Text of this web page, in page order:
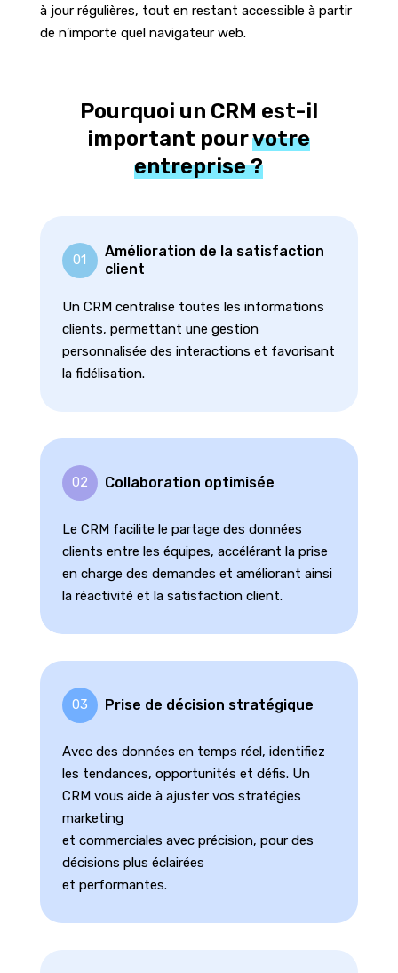
à jour régulières, tout en restant accessible à partir
de n’importe quel navigateur web.
Pourquoi un CRM est-il
important pourvotre
entreprise ?
01
Amélioration de la satisfaction
client
Un CRM centralise toutes les informations
clients, permettant une gestion
personnalisée des interactions et favorisant
la fidélisation.
02 Collaboration optimisée
Le CRM facilite le partage des données
clients entre les équipes, accélérant la prise
en charge des demandes et améliorant ainsi
la réactivité et la satisfaction client.
03 Prise de décision stratégique
Avec des données en temps réel, identifiez
les tendances, opportunités et défis. Un
CRM vous aide à ajuster vos stratégies
marketing
et commerciales avec précision, pour des
décisions plus éclairées
et performantes.